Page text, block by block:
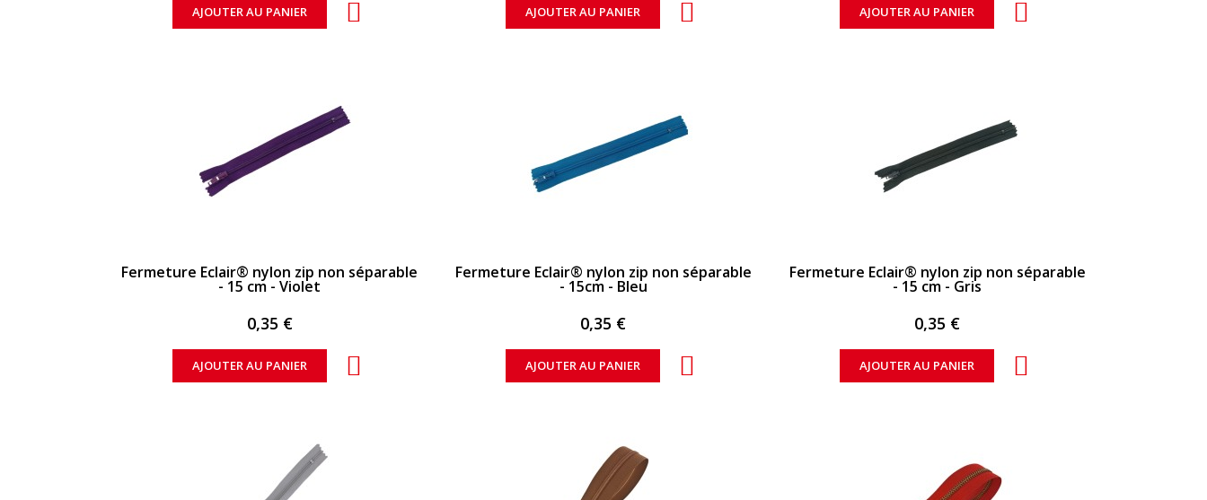
AJOUTER AU PANIER AJOUTER AU PANIER AJOUTER AU PANIER
Fermeture Eclair® nylon zip non séparable
- 15 cm - Violet
0,35 €
AJOUTER AU PANIER
Fermeture Eclair® nylon zip non séparable
- 15cm - Bleu
0,35 €
AJOUTER AU PANIER
Fermeture Eclair® nylon zip non séparable
- 15 cm - Gris
0,35 €
AJOUTER AU PANIER